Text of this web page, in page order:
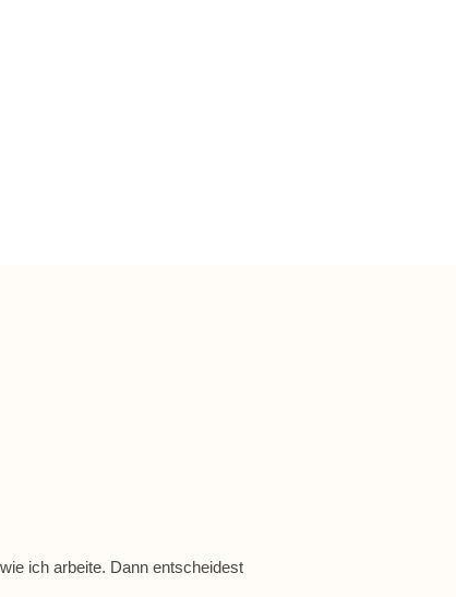
ich arbeite. Dann entscheidest